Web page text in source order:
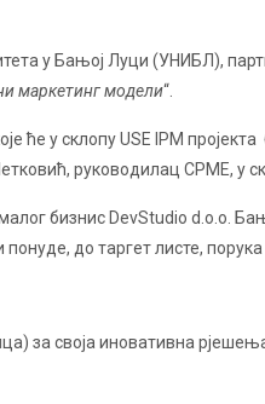
у Бањој Луци (УНИБЛ),
маркетингмодели“.
ће у склопу USE IPM
руководилац CPME, у
бизнис DevStudio d.o.o.
до таргет листе,
за своја иновативна